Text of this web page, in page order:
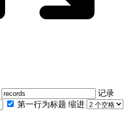
记录
第一行为标题 缩进